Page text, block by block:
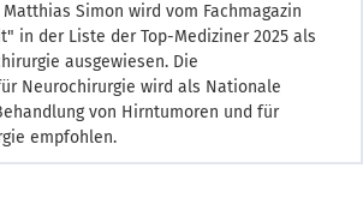
Matthias Simon wird vom Fachmagazin
in der Liste der Top-Mediziner 2025 als
ausgewiesen. Die
Neurochirurgie wird als Nationale
von Hirntumoren und für
empfohlen.